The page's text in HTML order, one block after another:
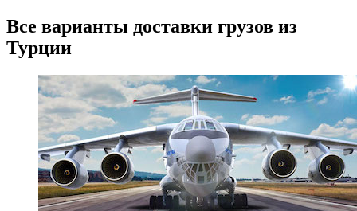
Все варианты доставки грузов из
Турции